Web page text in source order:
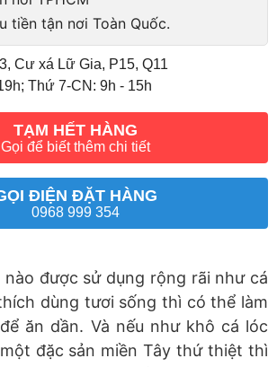
tiền tận nơi Toàn Quốc.
Cư xá Lữ Gia, P15, Q11
Thứ 7-CN: 9h - 15h
TẠM HẾT HÀNG
Gọi để biết thêm chi tiết
ĐIỆN ĐẶT HÀNG
0968 999 354
nào được sử dụng rộng rãi như cá
dùng tươi sống thì có thể làm
ăn dần. Và nếu như khô cá lóc
đặc sản miền Tây thứ thiệt thì